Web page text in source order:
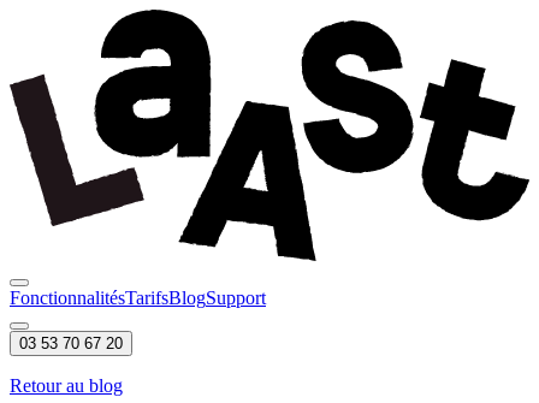
FonctionnalitésTarifsBlogSupport
03 53 70 67 20
Retour au blog